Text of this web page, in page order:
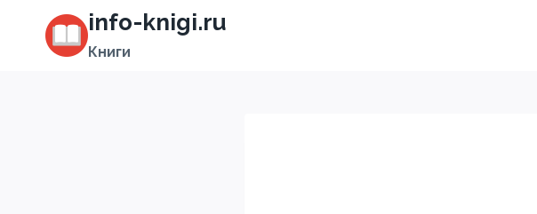
Перейти
содержимому
info-knigi.ru
Книги